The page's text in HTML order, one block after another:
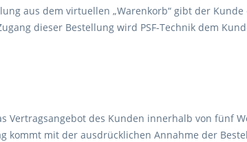
aus dem virtuellen „Warenkorb“ gibt der
dieser Bestellung wird PSF-Technik dem
Vertragsangebot des Kunden innerhalb von fünf
kommt mit der ausdrücklichen Annahme der